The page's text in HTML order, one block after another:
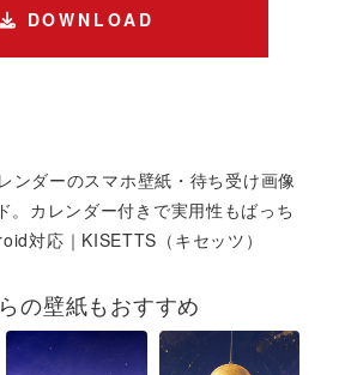
DOWNLOAD
ンダーのスマホ壁紙・待ち受け画像
。カレンダー付きで実用性もばっち
対応｜KISETTS（キセッツ）
の壁紙もおすすめ